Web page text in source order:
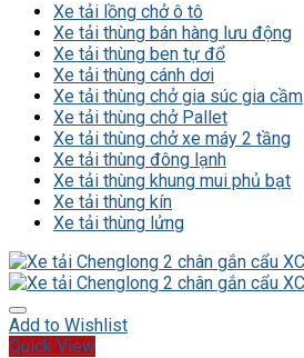
Xe tải lồng chở ô tô
Xe tải thùng bán hàng lưu động
Xe tải thùng ben tự đổ
Xe tải thùng cánh dơi
Xe tải thùng chở gia súc gia cầm
Xe tải thùng chở Pallet
Xe tải thùng chở xe máy 2 tầng
Xe tải thùng đông lạnh
Xe tải thùng khung mui phủ bạt
Xe tải thùng kín
Xe tải thùng lửng
Add to Wishlist
Quick View